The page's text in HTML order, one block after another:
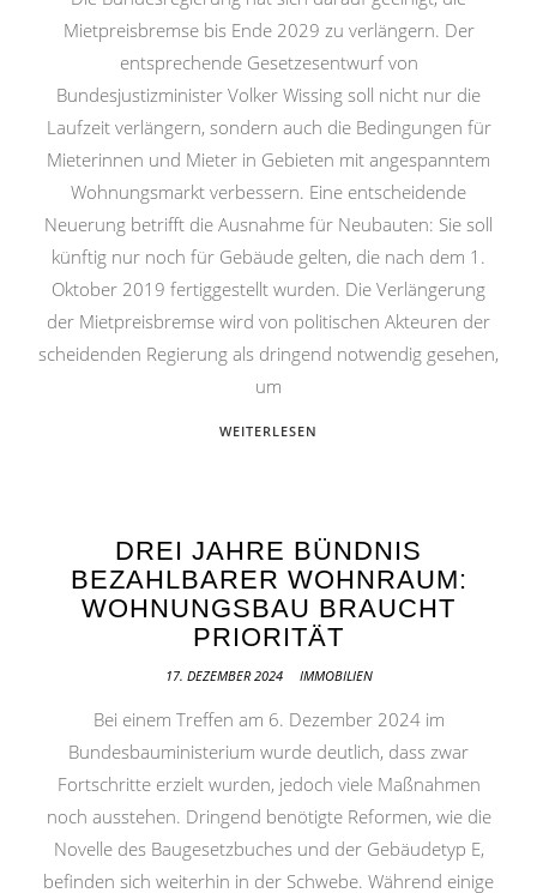
Mietpreisbremse bis Ende 2029 zu verlängern. Der
entsprechende Gesetzesentwurf von
Bundesjustizminister Volker Wissing soll nicht nur die
Laufzeit verlängern, sondern auch die Bedingungen für
Mieterinnen und Mieter in Gebieten mit angespanntem
Wohnungsmarkt verbessern. Eine entscheidende
Neuerung betrifft die Ausnahme für Neubauten: Sie soll
künftig nur noch für Gebäude gelten, die nach dem 1.
Oktober 2019 fertiggestellt wurden. Die Verlängerung
der Mietpreisbremse wird von politischen Akteuren der
scheidenden Regierung als dringend notwendig gesehen,
um
WEITERLESEN
DREI JAHRE BÜNDNIS
BEZAHLBARER WOHNRAUM:
WOHNUNGSBAU BRAUCHT
PRIORITÄT
17. DEZEMBER 2024 IMMOBILIEN
Bei einem Treffen am 6. Dezember 2024 im
Bundesbauministerium wurde deutlich, dass zwar
Fortschritte erzielt wurden, jedoch viele Maßnahmen
noch ausstehen. Dringend benötigte Reformen, wie die
Novelle des Baugesetzbuches und der Gebäudetyp E,
befinden sich weiterhin in der Schwebe. Während einige